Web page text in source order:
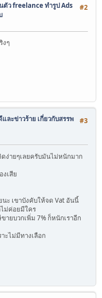
#2
ตัว freelance ทำรูป Ads
งๆ
#3
ละข่าวร้าย เกี่ยวกับสรรพ
ง่ายๆเลยครับมันไม่หนักมาก
เสีย
ะ เขาบังคับให้จด Vat อันนี้
ม่ค่อยมีใคร
ายบวกเพิ่ม 7% ก็หนักเราอีก
ะไม่มีทางเลือก